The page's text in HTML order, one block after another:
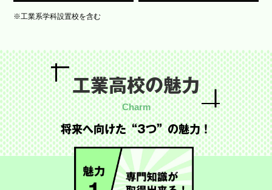
※工業系学科設置校を含む
工業高校の魅力
将来へ向けた“3つ”の魅力！